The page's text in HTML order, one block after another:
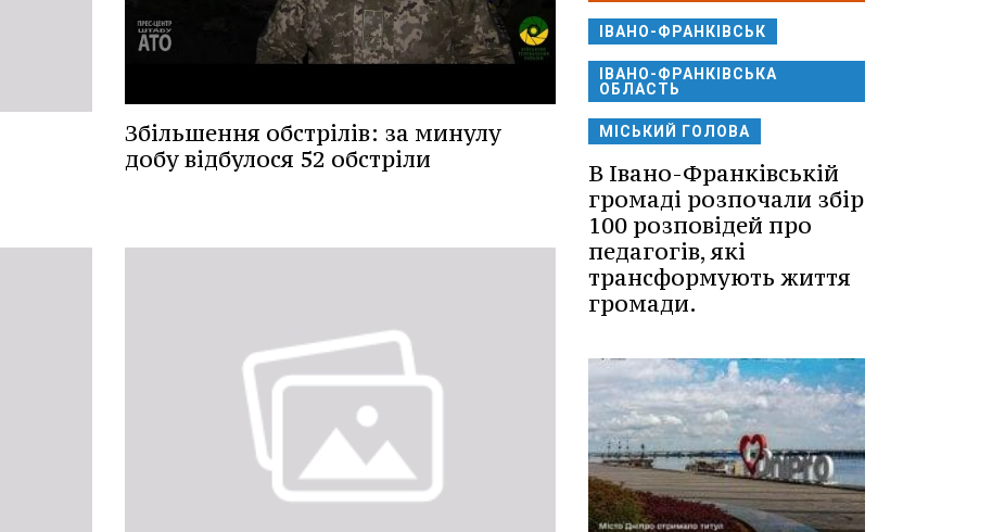
Збільшення обстрілів: за минулу
добу відбулося 52 обстріли
ІВАНО-ФРАНКІВСЬК
ІВАНО-ФРАНКІВСЬКА
ОБЛАСТЬ
МІСЬКИЙ ГОЛОВА
В Івано-Франківській
громаді розпочали збір
100 розповідей про
педагогів, які
трансформують життя
громади.